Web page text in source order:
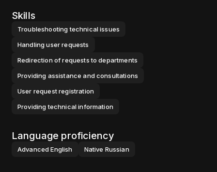
Skills
Troubleshooting technical issues
Handling user requests
Redirection of requests to departments
Providing assistance and consultations
User request registration
Providing technical information
Language proficiency
Advanced English Native Russian